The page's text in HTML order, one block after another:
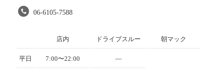
06-6105-7588
店内 ドライブスルー 朝マック
平日 7:00〜22:00 —